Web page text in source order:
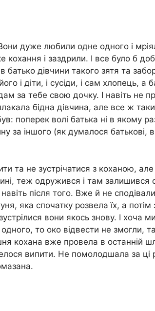
дуже любили одне одного і
кохання і заздрили. І все було б
батько дівчини такого зятя та
і діти, і сусіди, і сам хлопець, а
за тебе свою дочку. І навіть не
бідна дівчина, але все ж
поперек волі батька ні в якому
за іншого (як думалося батькові,
та не зустрічатися з коханою,
теж одружився і там залишився
після того. Вже й не
яка спочатку розвела їх, а потім
вони якось знову. І хоча
то око відвести не змогли,
кохана вже провела в останній
випити. Не помолодшала за ці